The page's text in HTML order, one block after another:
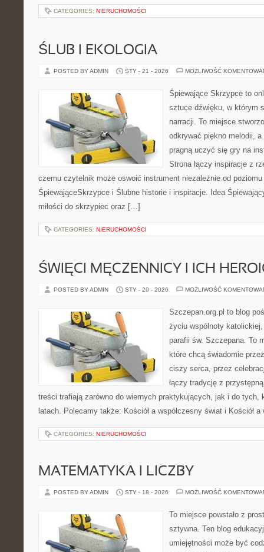
CATEGORIES: NIERUCHOMOŚCI
ŚLUB I EKOLOGIA
POSTED BY ADMIN STY - 21 - 2026 MOŻLIWOŚĆ
Śpiewające Skrzypce to
sztuce dźwięku, w którym
narracji. To miejsce
odkrywać piękno melodii,
pragną uczyć się gry na
Strona łączy inspiracje z
czemu czytelnik może oswoić instrument niezależnie od
ŚpiewająceSkrzypce i Ślubne historie i inspiracje. Idea
miłości do skrzypiec oraz […]
CATEGORIES: NIERUCHOMOŚCI
ŚWIĘCI MĘCZENNICY I ICH
POSTED BY ADMIN STY - 20 - 2026 MOŻLIWOŚĆ
Szczepan.org.pl to blog
życiu wspólnoty
parafii św. Szczepana. To
które chcą świadomie
ciszy serca, przez
łączy tradycję z
treści trafiają zarówno do wiernych praktykujących, jak i do tych,
latach. Polecamy także: Kościół a współczesny świat i Kościół
CATEGORIES: NIERUCHOMOŚCI
MATEMATYKA I LICZBY
POSTED BY ADMIN STY - 18 - 2026 MOŻLIWOŚĆ
To miejsce powstało z
sztywna. Ten blog
umiejętności może być